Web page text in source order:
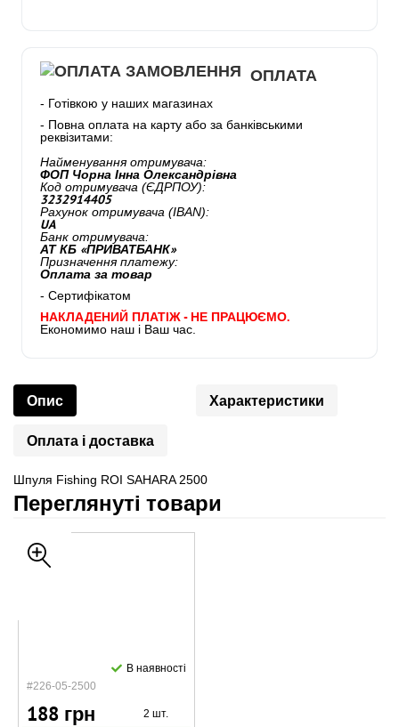
ОПЛАТА
- Готівкою у наших магазинах
- Повна оплата на карту або за банківськими
реквізитами:
Найменування отримувача:
ФОП Чорна Інна Олександрівна
Код отримувача (ЄДРПОУ):
3232914405
Рахунок отримувача (IBAN):
UA
Банк отримувача:
АТ КБ «ПРИВАТБАНК»
Призначення платежу:
Оплата за товар
- Сертифікатом
НАКЛАДЕНИЙ ПЛАТІЖ - НЕ ПРАЦЮЄМО.
Економимо наш і Ваш час.
Опис Характеристики
Оплата і доставка
Шпуля Fishing ROI SAHARA 2500
Переглянуті товари
#226-05-2500
В наявності
188 грн 2 шт.